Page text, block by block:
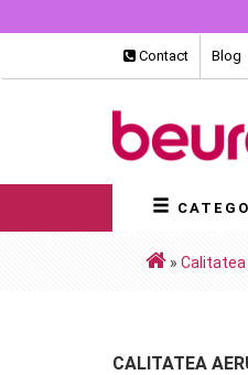
Contact Blog
» Calitatea
CALITATEA